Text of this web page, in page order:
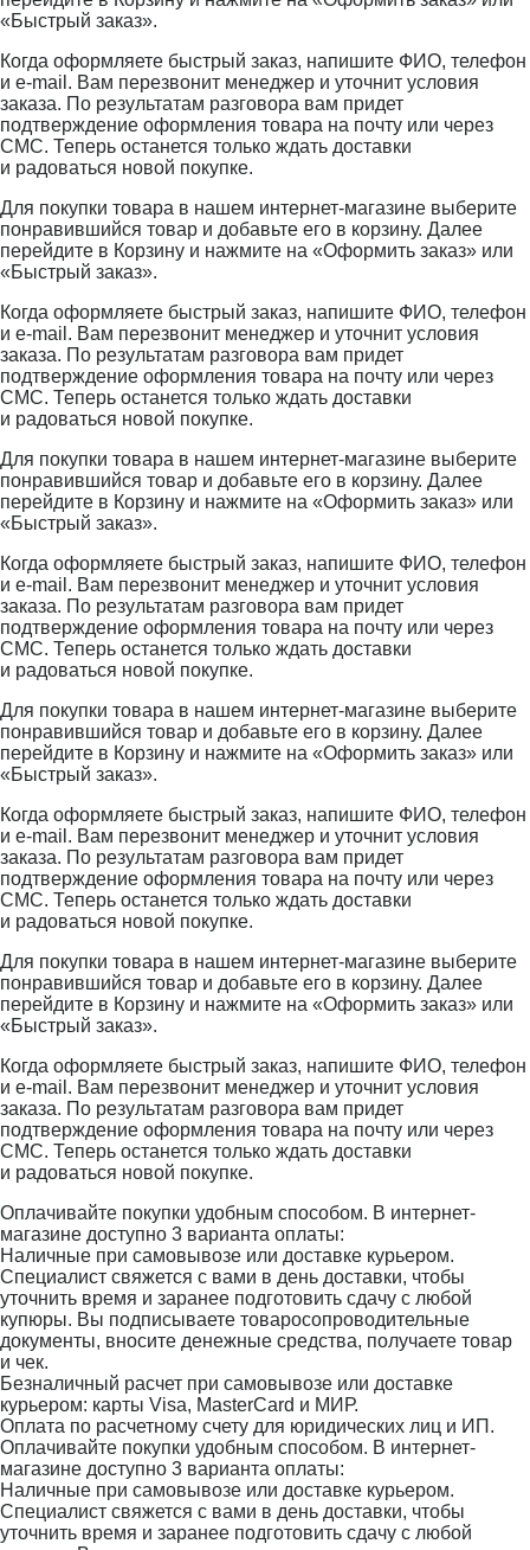
«Быстрый заказ».
Когда оформляете быстрый заказ, напишите ФИО, телефон
и e-mail. Вам перезвонит менеджер и уточнит условия
заказа. По результатам разговора вам придет
подтверждение оформления товара на почту или через
СМС. Теперь останется только ждать доставки
и радоваться новой покупке.
Для покупки товара в нашем интернет-магазине выберите
понравившийся товар и добавьте его в корзину. Далее
перейдите в Корзину и нажмите на «Оформить заказ» или
«Быстрый заказ».
Когда оформляете быстрый заказ, напишите ФИО, телефон
и e-mail. Вам перезвонит менеджер и уточнит условия
заказа. По результатам разговора вам придет
подтверждение оформления товара на почту или через
СМС. Теперь останется только ждать доставки
и радоваться новой покупке.
Для покупки товара в нашем интернет-магазине выберите
понравившийся товар и добавьте его в корзину. Далее
перейдите в Корзину и нажмите на «Оформить заказ» или
«Быстрый заказ».
Когда оформляете быстрый заказ, напишите ФИО, телефон
и e-mail. Вам перезвонит менеджер и уточнит условия
заказа. По результатам разговора вам придет
подтверждение оформления товара на почту или через
СМС. Теперь останется только ждать доставки
и радоваться новой покупке.
Для покупки товара в нашем интернет-магазине выберите
понравившийся товар и добавьте его в корзину. Далее
перейдите в Корзину и нажмите на «Оформить заказ» или
«Быстрый заказ».
Когда оформляете быстрый заказ, напишите ФИО, телефон
и e-mail. Вам перезвонит менеджер и уточнит условия
заказа. По результатам разговора вам придет
подтверждение оформления товара на почту или через
СМС. Теперь останется только ждать доставки
и радоваться новой покупке.
Для покупки товара в нашем интернет-магазине выберите
понравившийся товар и добавьте его в корзину. Далее
перейдите в Корзину и нажмите на «Оформить заказ» или
«Быстрый заказ».
Когда оформляете быстрый заказ, напишите ФИО, телефон
и e-mail. Вам перезвонит менеджер и уточнит условия
заказа. По результатам разговора вам придет
подтверждение оформления товара на почту или через
СМС. Теперь останется только ждать доставки
и радоваться новой покупке.
Оплачивайте покупки удобным способом. В интернет-
магазине доступно 3 варианта оплаты:
Наличные при самовывозе или доставке курьером.
Специалист свяжется с вами в день доставки, чтобы
уточнить время и заранее подготовить сдачу с любой
купюры. Вы подписываете товаросопроводительные
документы, вносите денежные средства, получаете товар
и чек.
Безналичный расчет при самовывозе или доставке
курьером: карты Visa, MasterCard и МИР.
Оплата по расчетному счету для юридических лиц и ИП.
Оплачивайте покупки удобным способом. В интернет-
магазине доступно 3 варианта оплаты:
Наличные при самовывозе или доставке курьером.
Специалист свяжется с вами в день доставки, чтобы
уточнить время и заранее подготовить сдачу с любой